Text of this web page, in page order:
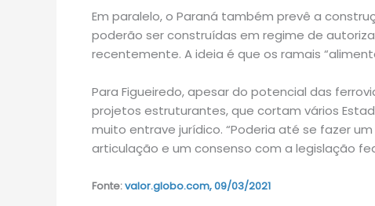
Em paralelo, o Paraná também prevê a
poderão ser construídas em regime de
recentemente. A ideia é que os ramais
Para Figueiredo, apesar do potencial das
projetos estruturantes, que cortam vários
muito entrave jurídico. “Poderia até se fazer
articulação e um consenso com a legislação
Fonte:valor.globo.com, 09/03/2021